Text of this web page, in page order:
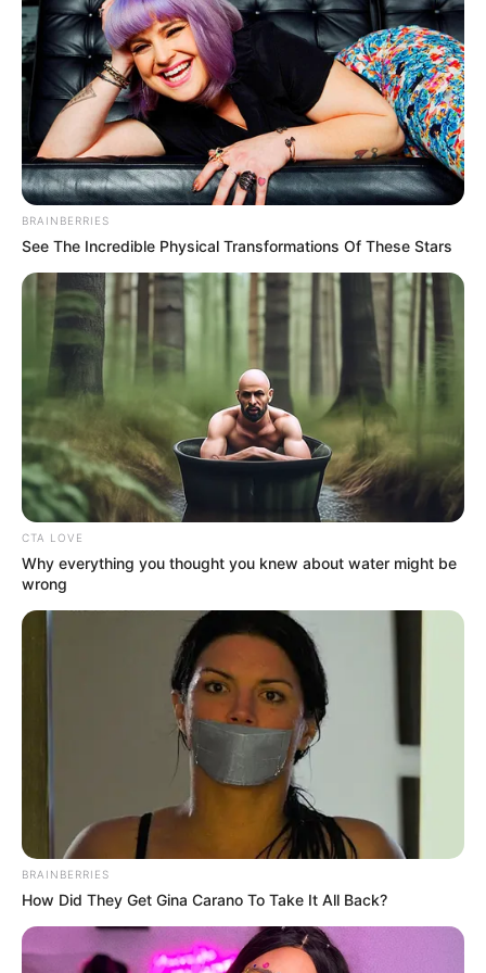
BRAINBERRIES
See The Incredible Physical Transformations Of These Stars
CTA LOVE
Why everything you thought you knew about water might be
wrong
BRAINBERRIES
How Did They Get Gina Carano To Take It All Back?